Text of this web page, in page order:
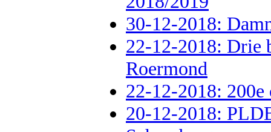
30-12-2018:
22-12-2018: Drie
Roermond
22-12-2018:
20-12-2018: